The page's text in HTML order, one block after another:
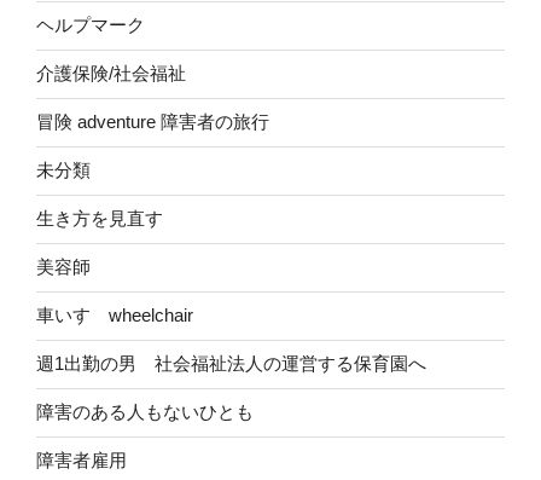
ヘルプマーク
介護保険/社会福祉
冒険 adventure 障害者の旅行
未分類
生き方を見直す
美容師
車いす wheelchair
週1出勤の男 社会福祉法人の運営する保育園へ
障害のある人もないひとも
障害者雇用